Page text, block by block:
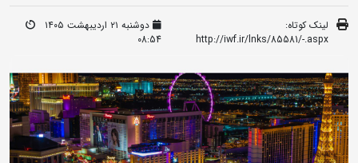
لینک کوتاه:
http://iwf.ir/lnks/85581/-.aspx
دوشنبه ۲۱ اردیبهشت ۱۴۰۵
08:54